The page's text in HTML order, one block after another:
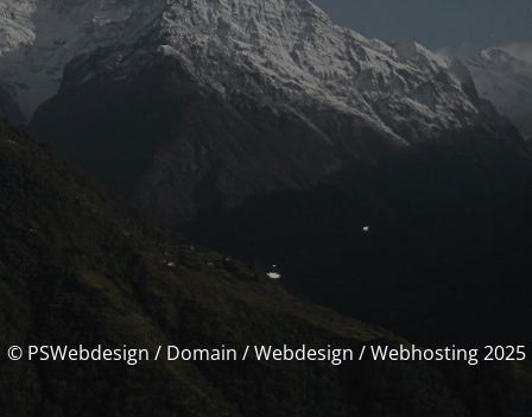
© PSWebdesign / Domain / Webdesign / Webhosting 2025